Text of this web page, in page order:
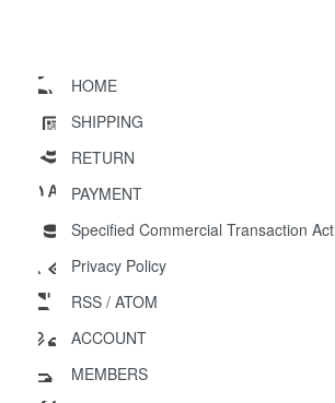
HOME
SHIPPING
RETURN
PAYMENT
Specified Commercial Transaction Act
Privacy Policy
RSS / ATOM
ACCOUNT
MEMBERS